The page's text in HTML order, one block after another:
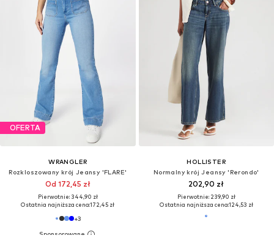
OFERTA
WRANGLER
Rozkloszowany krój Jeansy 'FLARE'
Od 172,45 zł
Pierwotnie: 344,90 zł
Ostatnia najniższa cena:172,45 zł
+3
HOLLISTER
Normalny krój Jeansy 'Rerondo'
202,90 zł
Pierwotnie: 239,90 zł
Ostatnia najniższa cena:124,53 zł